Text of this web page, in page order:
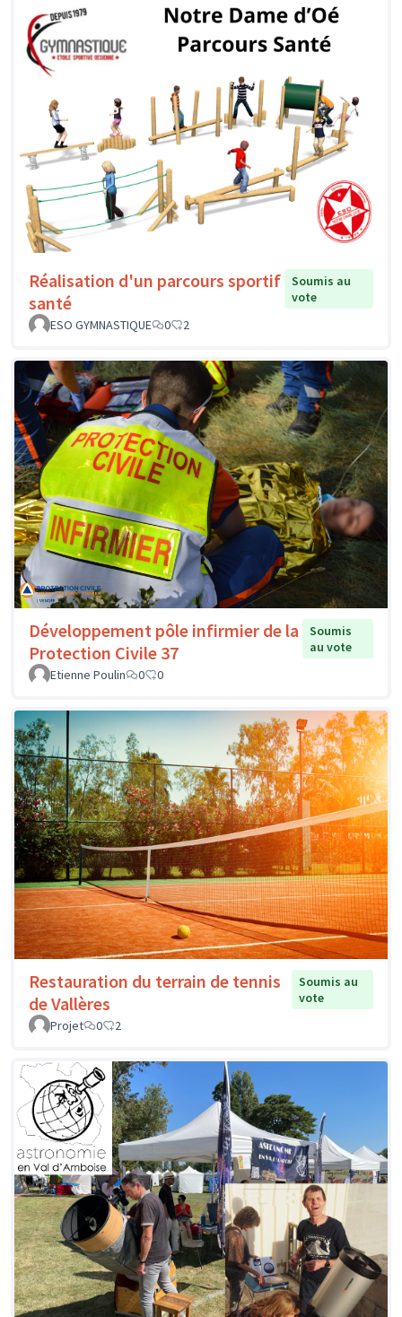
Réalisation d'un parcours sportif
santé
Soumis au
vote
ESO GYMNASTIQUE
0 2
Développement pôle infirmier de la
Protection Civile 37
Soumis
au vote
Etienne Poulin
0 0
Restauration du terrain de tennis
de Vallères
Soumis au
vote
Projet
0 2